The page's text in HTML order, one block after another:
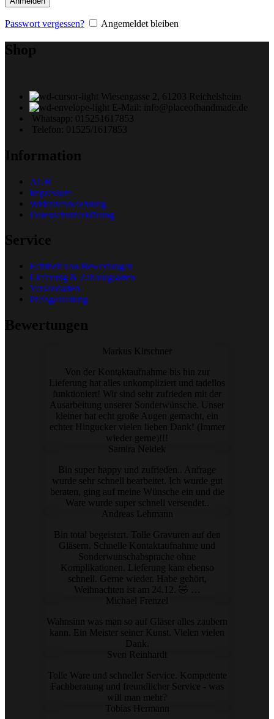
Passwort vergessen? Angemeldet bleiben
Shop
Wiesengasse 2, 61203 Reichelsheim
E-Mail: info@placeofhandmade.de
Whatsapp: 015251617853
Telefon: 01525/1617853
Information
AGB
Impressum
Widerrufsbelehrung
Datenschutzerklärung
Service
Echtheit von Bewertungen
Lieferung & Zahlungsarten
Versandarten
Preisgestaltung
Bewertungen
Markus Kirschner
Von der Kontaktaufnahme bis hin zur
Lieferung hat alles unkompliziert und tadellos
funktioniert! Wir sind sehr zufrieden mit der
Ausarbeitung unserer Sonderwünsche. Unser
kleiner hat echt große Augen gemacht, ein
echter Hingucker vielen lieben Dank! (Immer
wieder gerne)!!!
Samira Neidek
Bin super happy und zufrieden.. Anfrage
wurde sehr schnell bearbeitet. Ich wurde gut
beraten, ging auf meine Wünsche ein und die
Ware wurde super schnell versendet..
Andreas Lehmann
Bin total begeistert. Tolle Gravuren auf den
Gläsern. Schnelle Kontaktaufnahme und
Sonderwunschabsprache ohne
Komplikationen. Lieferung kam ebenso
schnell. Gerne wieder. Habe gehört,
Weihnachten ist am 24.12. 🤣 …
Michael Frenzel
Wahnsinn was man so auf Gläser alles zaubern
kann. Ein Meister seiner Kunst. Vielen vielen
Dank.
Sven Reinhardt
Tolle Ware und schneller Service. Kompetente
Fachberatung und freundlicher Service - was
will man mehr?
Tobias Hermann